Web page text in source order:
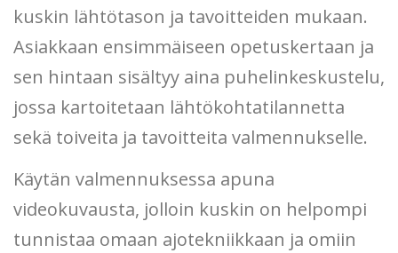
kuskin lähtötason ja tavoitteiden mukaan.
Asiakkaan ensimmäiseen opetuskertaan ja
sen hintaan sisältyy aina puhelinkeskustelu,
jossa kartoitetaan lähtökohtatilannetta
sekä toiveita ja tavoitteita valmennukselle.
Käytän valmennuksessa apuna
videokuvausta, jolloin kuskin on helpompi
tunnistaa omaan ajotekniikkaan ja omiin